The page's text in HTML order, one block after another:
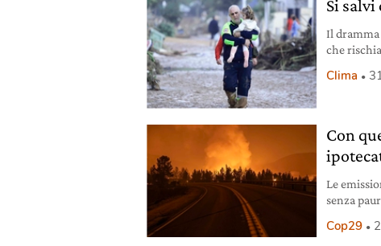
Si salvi
Il dramma
che
Clima
Con
Le
senza
Cop29